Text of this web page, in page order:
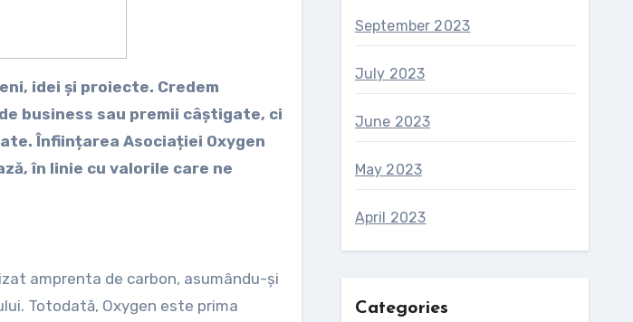
idei și proiecte. Credem
business sau premii câștigate, ci
Înființarea Asociației Oxygen
în linie cu valorile care ne
amprenta de carbon, asumându-și
Totodată, Oxygen este prima
September 2023
July 2023
June 2023
May 2023
April 2023
Categories